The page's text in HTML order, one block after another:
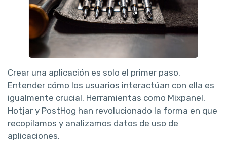
Crear una aplicación es solo el primer paso.
Entender cómo los usuarios interactúan con ella es
igualmente crucial. Herramientas como Mixpanel,
Hotjar y PostHog han revolucionado la forma en que
recopilamos y analizamos datos de uso de
aplicaciones.